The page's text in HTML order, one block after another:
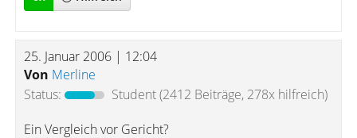
25. Januar 2006 | 12:04
Von Merline
Status:
Student(2412 Beiträge, 278x hilfreich)
Ein Vergleich vor Gericht?